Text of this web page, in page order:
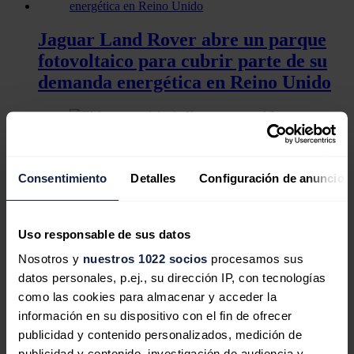
Consentimiento Detalles Configuración de anuncios
Uso responsable de sus datos
Nosotros y nuestros 1022 socios procesamos sus
datos personales, p.ej., su dirección IP, con tecnologías
como las cookies para almacenar y acceder la
información en su dispositivo con el fin de ofrecer
publicidad y contenido personalizados, medición de
Jaguar Land Rover abre un parque
fotovoltaico para cubrir parte de su
demanda energética en Reino Unido
Jaguar que nunca verá la luz
Jaguar Type 00 Concept: ¿acierta
Jaguar con este nuevo rumbo?
El diseño será "modernista" y "exuberante", con una presencia
inconfundible lograda gracias a una innovadora nueva arquitectura
de carrocería.